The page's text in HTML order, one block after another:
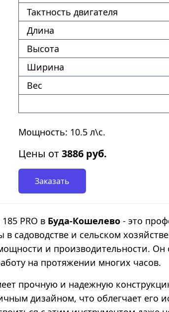
Тактность двигателя
Длина
Высота
Ширина
Вес
Мощность: 10.5 л\с.
Цены от3886 руб.
Заказать
PRO в Буда-Кошелево - это
садоводстве и сельском
и производительности.
на протяжении многих часов.
прочную и надежную
дизайном, что облегчает его